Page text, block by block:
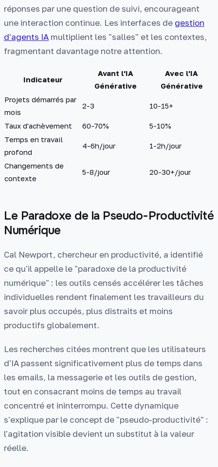
réponses par une question de suivi, encourageant
une interaction continue. Les interfaces de gestion
d'agents IA multiplient les "salles" et les contextes,
fragmentant davantage notre attention.
Indicateur
Avant l'IA
Générative
Avec l'IA
Générative
Projets démarrés par
mois
2-3 10-15+
Taux d'achèvement 60-70%
5-10%
Temps en travail
profond
4-6h/jour 1-2h/jour
Changements de
contexte
5-8/jour 20-30+/jour
Le Paradoxe de la Pseudo-Productivité
Numérique
Cal Newport, chercheur en productivité, a identifié
ce qu'il appelle le "paradoxe de la productivité
numérique" : les outils censés accélérer les tâches
individuelles rendent finalement les travailleurs du
savoir plus occupés, plus distraits et moins
productifs globalement.
Les recherches citées montrent que les utilisateurs
d'IA passent significativement plus de temps dans
les emails, la messagerie et les outils de gestion,
tout en consacrant moins de temps au travail
concentré et ininterrompu. Cette dynamique
s'explique par le concept de "pseudo-productivité" :
l'agitation visible devient un substitut à la valeur
réelle.